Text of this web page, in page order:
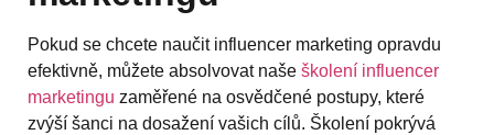
Pokud se chcete naučit influencer marketing opravdu
efektivně, můžete absolvovat naše školení influencer
marketingu zaměřené na osvědčené postupy, které
zvýší šanci na dosažení vašich cílů. Školení pokrývá